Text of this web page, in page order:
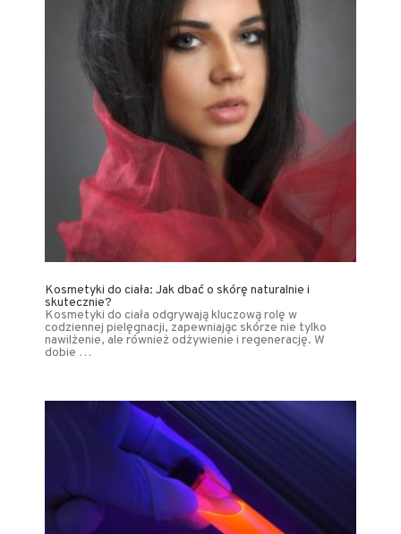
Kosmetyki do ciała: Jak dbać o skórę naturalnie i
skutecznie?
Kosmetyki do ciała odgrywają kluczową rolę w
codziennej pielęgnacji, zapewniając skórze nie tylko
nawilżenie, ale również odżywienie i regenerację. W
dobie …